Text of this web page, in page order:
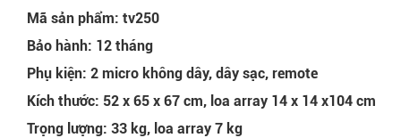
Mã sản phẩm: tv250
Bảo hành: 12 tháng
Phụ kiện: 2 micro không dây, dây sạc, remote
Kích thước: 52 x 65 x 67 cm, loa array 14 x 14 x104 cm
Trọng lượng: 33 kg, loa array 7 kg